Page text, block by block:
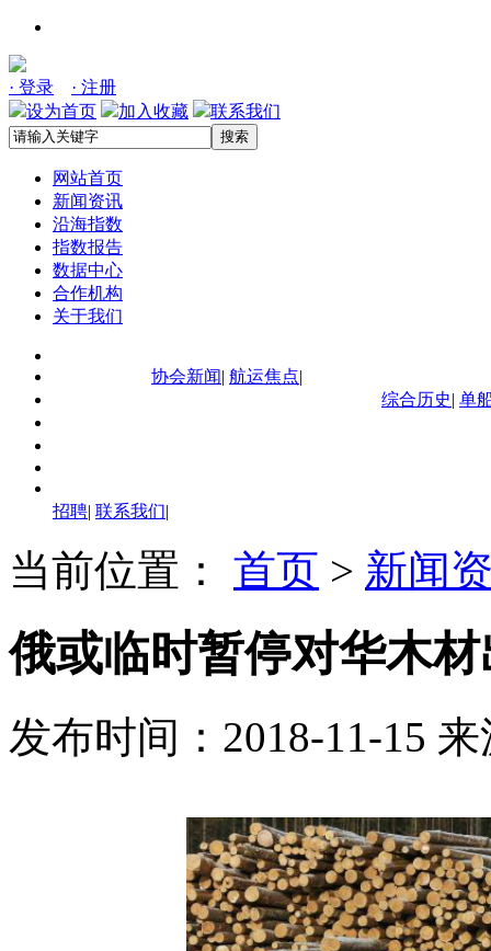
· 登录
· 注册
设为首页
加入收藏 联系我们
搜索
网站首页
新闻资讯
沿海指数
指数报告
数据中心
合作机构
关于我们
协会新闻| 航运焦点|
综合历史| 单
招聘| 联系我们|
当前位置： 首页 > 新闻
俄或临时暂停对华木
发布时间：2018-11-15 来